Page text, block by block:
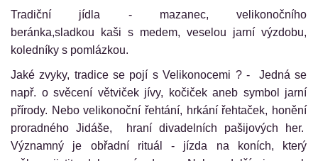
Tradiční jídla - mazanec, velikonočního
beránka,sladkou kaši s medem, veselou jarní výzdobu,
koledníky s pomlázkou.
Jaké zvyky, tradice se pojí s Velikonocemi ? - Jedná se
např. o svěcení větviček jívy, kočiček aneb symbol jarní
přírody. Nebo velikonoční řehtání, hrkání řehtaček, honění
proradného Jidáše, hraní divadelních pašijových her.
Významný je obřadní rituál - jízda na koních, který